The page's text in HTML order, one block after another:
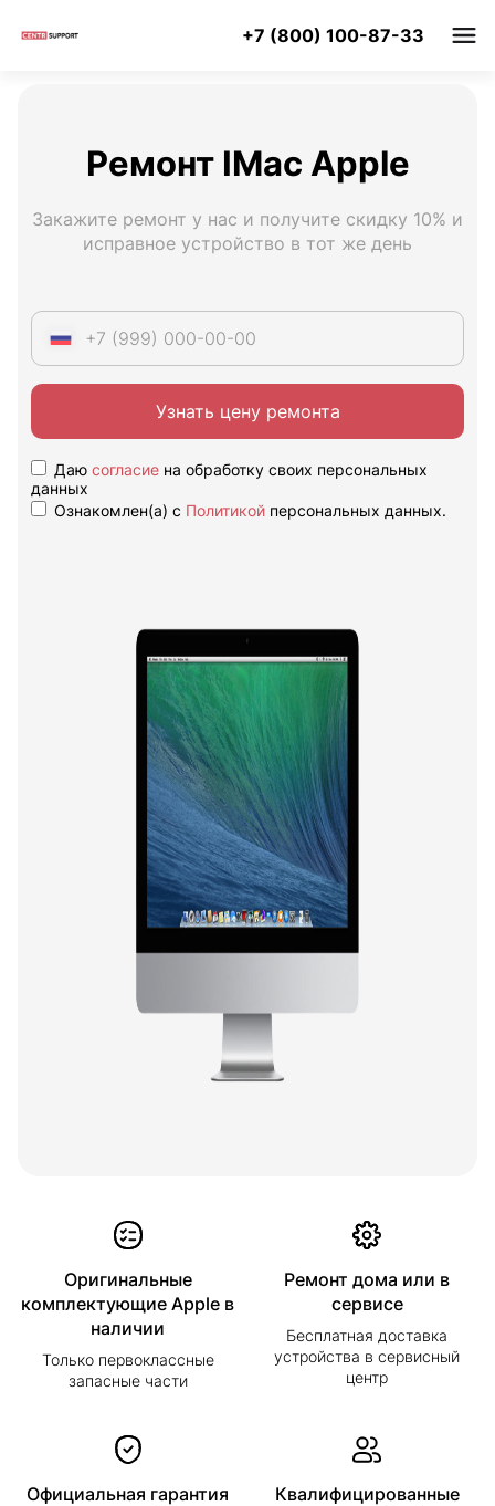
+7 (800) 100-87-33
Ремонт IMac Apple
Закажите ремонт у нас и получите скидку 10% и
исправное устройство в тот же день
Узнать цену ремонта
Даю согласие на обработку своих персональных
данных
Ознакомлен(а) с Политикой персональных данных.
Оригинальные
комплектующие Apple в
наличии
Только первоклассные
запасные части
Ремонт дома или в
сервисе
Бесплатная доставка
устройства в сервисный
центр
Официальная гарантия
Квалифицированные